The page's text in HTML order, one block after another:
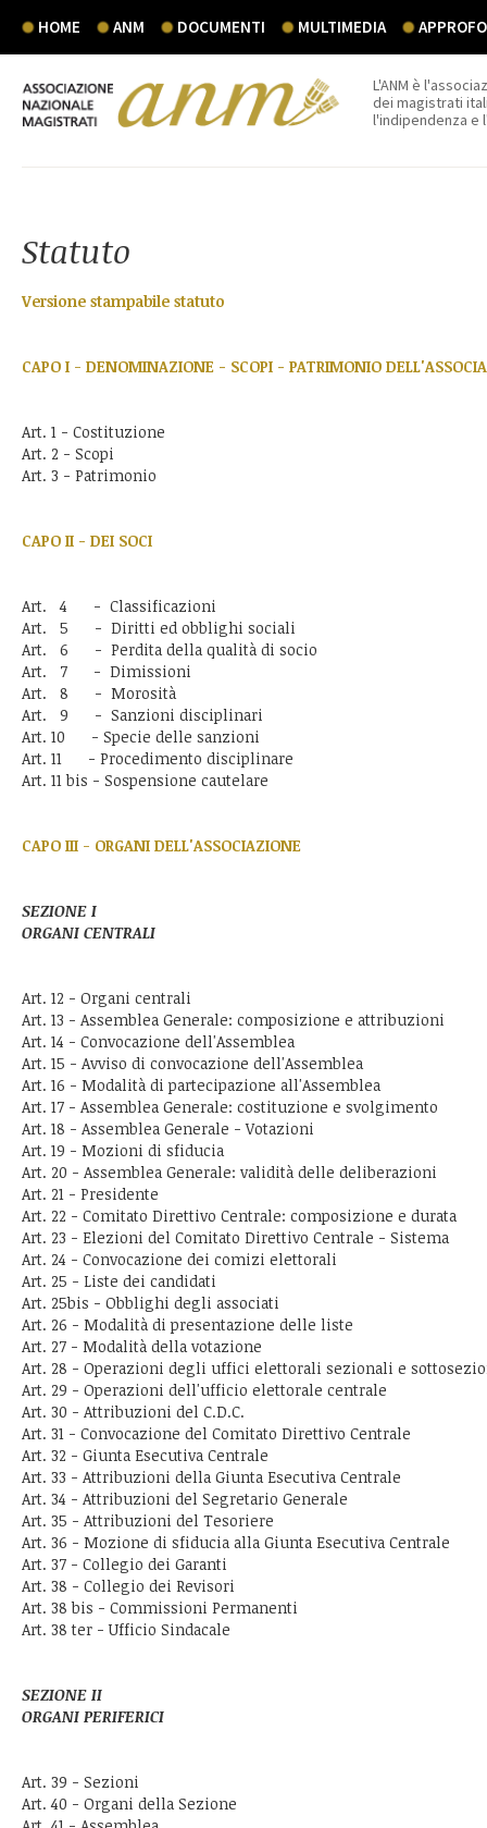
HOME ANM DOCUMENTI MULTIMEDIA
L'ANM è
dei magistrati
l'indipendenza e
Statuto
Versione stampabile statuto
CAPO I - DENOMINAZIONE - SCOPI - PATRIMONIO
Art. 1 - Costituzione
Art. 2 - Scopi
Art. 3 - Patrimonio
CAPO II - DEI SOCI
Art. 4 - Classificazioni
Art. 5 - Diritti ed obblighi sociali
Art. 6 - Perdita della qualità di socio
Art. 7 - Dimissioni
Art. 8 - Morosità
Art. 9 - Sanzioni disciplinari
Art. 10 - Specie delle sanzioni
Art. 11 - Procedimento disciplinare
Art. 11 bis - Sospensione cautelare
CAPO III - ORGANI DELL'ASSOCIAZIONE
SEZIONE I
ORGANI CENTRALI
Art. 12 - Organi centrali
Art. 13 - Assemblea Generale: composizione e attribuzioni
Art. 14 - Convocazione dell'Assemblea
Art. 15 - Avviso di convocazione dell'Assemblea
Art. 16 - Modalità di partecipazione all'Assemblea
Art. 17 - Assemblea Generale: costituzione e svolgimento
Art. 18 - Assemblea Generale - Votazioni
Art. 19 - Mozioni di sfiducia
Art. 20 - Assemblea Generale: validità delle deliberazioni
Art. 21 - Presidente
Art. 22 - Comitato Direttivo Centrale: composizione e durata
Art. 23 - Elezioni del Comitato Direttivo Centrale - Sistema
Art. 24 - Convocazione dei comizi elettorali
Art. 25 - Liste dei candidati
Art. 25bis - Obblighi degli associati
Art. 26 - Modalità di presentazione delle liste
Art. 27 - Modalità della votazione
Art. 28 - Operazioni degli uffici elettorali sezionali e
Art. 29 - Operazioni dell'ufficio elettorale centrale
Art. 30 - Attribuzioni del C.D.C.
Art. 31 - Convocazione del Comitato Direttivo Centrale
Art. 32 - Giunta Esecutiva Centrale
Art. 33 - Attribuzioni della Giunta Esecutiva Centrale
Art. 34 - Attribuzioni del Segretario Generale
Art. 35 - Attribuzioni del Tesoriere
Art. 36 - Mozione di sfiducia alla Giunta Esecutiva Centrale
Art. 37 - Collegio dei Garanti
Art. 38 - Collegio dei Revisori
Art. 38 bis - Commissioni Permanenti
Art. 38 ter - Ufficio Sindacale
SEZIONE II
ORGANI PERIFERICI
Art. 39 - Sezioni
Art. 40 - Organi della Sezione